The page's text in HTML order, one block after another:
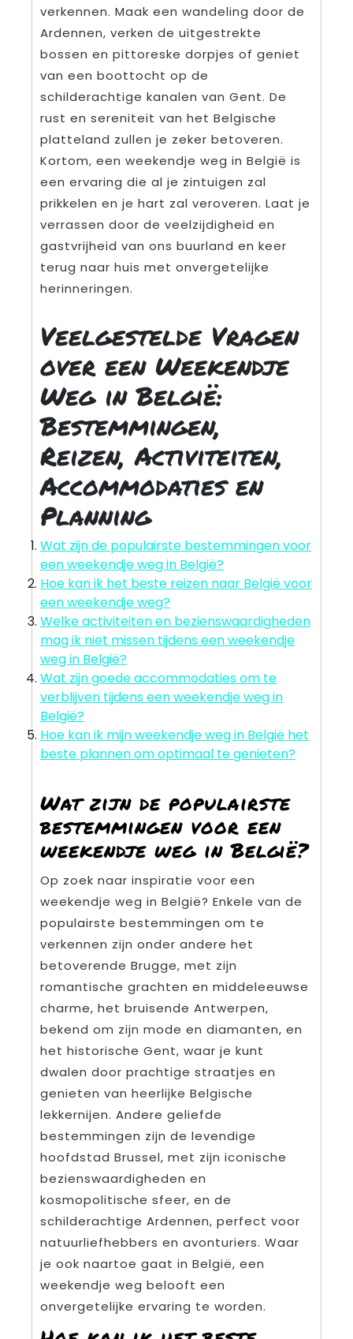
verkennen. Maak een wandeling door de
Ardennen, verken de uitgestrekte
bossen en pittoreske dorpjes of geniet
van een boottocht op de
schilderachtige kanalen van Gent. De
rust en sereniteit van het Belgische
platteland zullen je zeker betoveren.
Kortom, een weekendje weg in België is
een ervaring die al je zintuigen zal
prikkelen en je hart zal veroveren. Laat je
verrassen door de veelzijdigheid en
gastvrijheid van ons buurland en keer
terug naar huis met onvergetelijke
herinneringen.
Veelgestelde Vragen
over een Weekendje
Weg in België:
Bestemmingen,
Reizen, Activiteiten,
Accommodaties en
Planning
Wat zijn de populairste bestemmingen voor
een weekendje weg in België?
Hoe kan ik het beste reizen naar België voor
een weekendje weg?
Welke activiteiten en bezienswaardigheden
mag ik niet missen tijdens een weekendje
weg in België?
Wat zijn goede accommodaties om te
verblijven tijdens een weekendje weg in
België?
Hoe kan ik mijn weekendje weg in België het
beste plannen om optimaal te genieten?
Wat zijn de populairste
bestemmingen voor een
weekendje weg in België?
Op zoek naar inspiratie voor een
weekendje weg in België? Enkele van de
populairste bestemmingen om te
verkennen zijn onder andere het
betoverende Brugge, met zijn
romantische grachten en middeleeuwse
charme, het bruisende Antwerpen,
bekend om zijn mode en diamanten, en
het historische Gent, waar je kunt
dwalen door prachtige straatjes en
genieten van heerlijke Belgische
lekkernijen. Andere geliefde
bestemmingen zijn de levendige
hoofdstad Brussel, met zijn iconische
bezienswaardigheden en
kosmopolitische sfeer, en de
schilderachtige Ardennen, perfect voor
natuurliefhebbers en avonturiers. Waar
je ook naartoe gaat in België, een
weekendje weg belooft een
onvergetelijke ervaring te worden.